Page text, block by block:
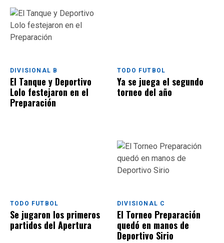
DIVISIONAL B
El Tanque y Deportivo
Lolo festejaron en el
Preparación
TODO FUTBOL
Ya se juega el segundo
torneo del año
TODO FUTBOL
Se jugaron los primeros
partidos del Apertura
DIVISIONAL C
El Torneo Preparación
quedó en manos de
Deportivo Sirio